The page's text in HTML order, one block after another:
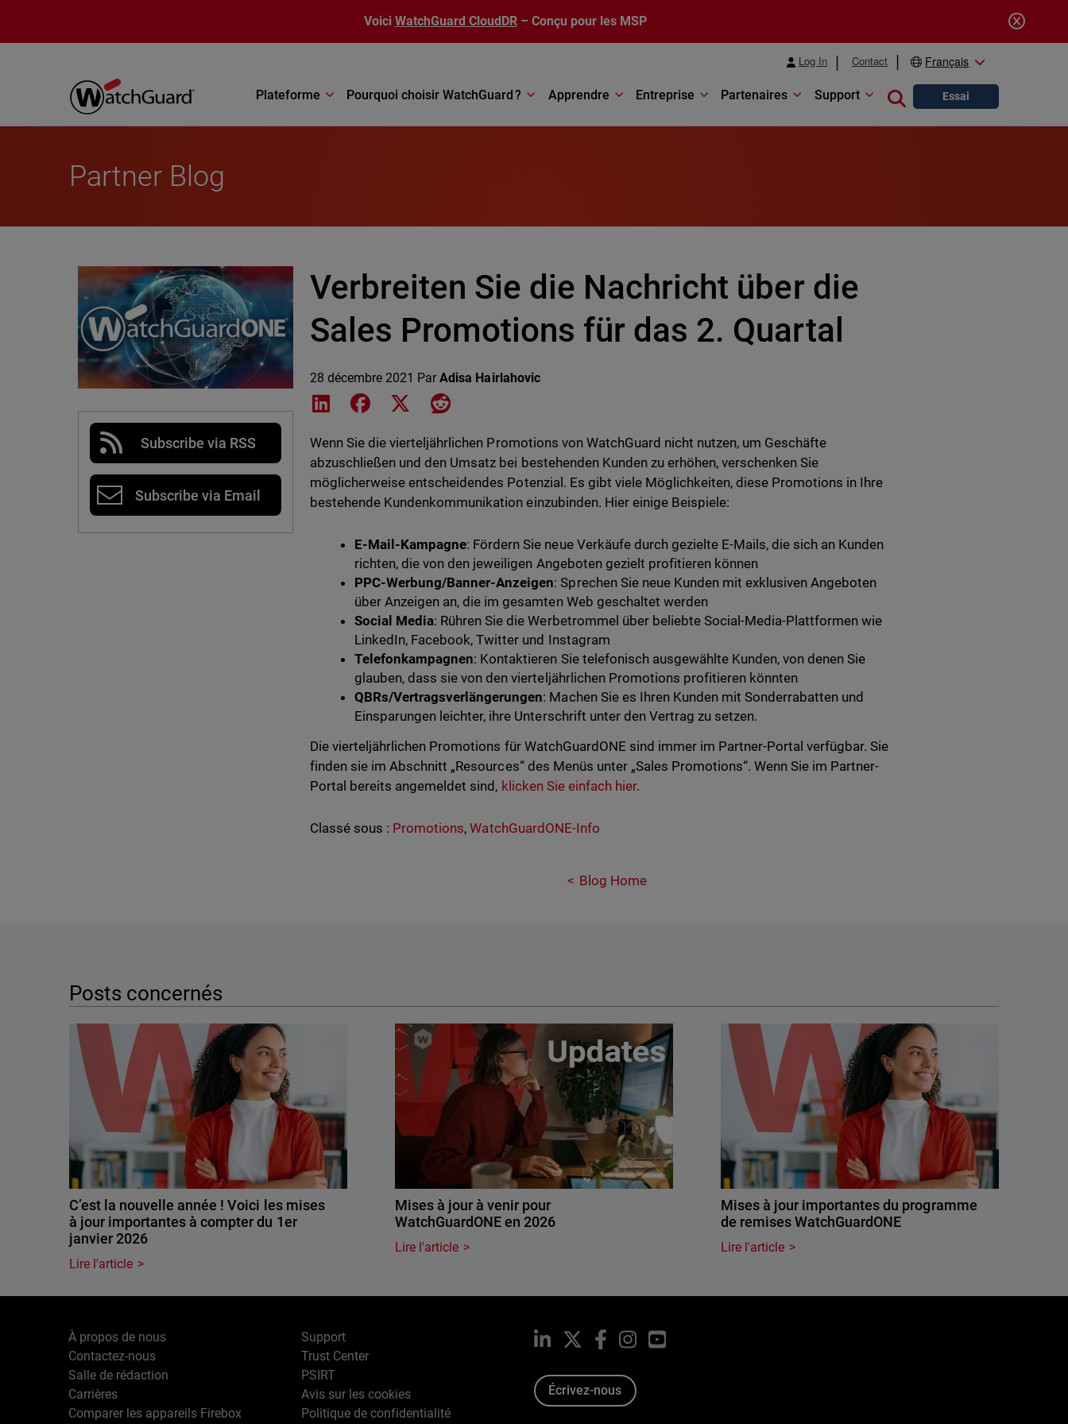
Voici WatchGuard CloudDR – Conçu pour les MSP
Log In Contact Français
Plateforme Pourquoi choisir WatchGuard ? Apprendre Entreprise Partenaires Support Close search
Essai
Partner Blog
Subscribe via RSS
Subscribe via Email
Verbreiten Sie die Nachricht über die
Sales Promotions für das 2. Quartal
28 décembre 2021 ParAdisa Hairlahovic
Share on LinkedIn
Share on Facebook
Share on XShare on Reddit
Wenn Sie die vierteljährlichen Promotions von WatchGuard nicht nutzen, um Geschäfte
abzuschließen und den Umsatz bei bestehenden Kunden zu erhöhen, verschenken Sie
möglicherweise entscheidendes Potenzial. Es gibt viele Möglichkeiten, diese Promotions in Ihre
bestehende Kundenkommunikation einzubinden. Hier einige Beispiele:
E-Mail-Kampagne: Fördern Sie neue Verkäufe durch gezielte E-Mails, die sich an Kunden
richten, die von den jeweiligen Angeboten gezielt profitieren können
PPC-Werbung/Banner-Anzeigen: Sprechen Sie neue Kunden mit exklusiven Angeboten
über Anzeigen an, die im gesamten Web geschaltet werden
Social Media: Rühren Sie die Werbetrommel über beliebte Social-Media-Plattformen wie
LinkedIn, Facebook, Twitter und Instagram
Telefonkampagnen: Kontaktieren Sie telefonisch ausgewählte Kunden, von denen Sie
glauben, dass sie von den vierteljährlichen Promotions profitieren könnten
QBRs/Vertragsverlängerungen: Machen Sie es Ihren Kunden mit Sonderrabatten und
Einsparungen leichter, ihre Unterschrift unter den Vertrag zu setzen.
Die vierteljährlichen Promotions für WatchGuardONE sind immer im Partner-Portal verfügbar. Sie
finden sie im Abschnitt „Resources“ des Menüs unter „Sales Promotions“. Wenn Sie im Partner-
Portal bereits angemeldet sind, klicken Sie einfach hier.
Classé sous : Promotions,WatchGuardONE-Info
Blog Home
Posts concernés
C’est la nouvelle année ! Voici les mises
à jour importantes à compter du 1er
janvier 2026
Lire l'article
Mises à jour à venir pour
WatchGuardONE en 2026
Lire l'article
Mises à jour importantes du programme
de remises WatchGuardONE
Lire l'article
À propos de nous
Contactez-nous
Salle de rédaction
Carrières
Comparer les appareils Firebox
Support
Trust Center
PSIRT
Avis sur les cookies
Politique de confidentialité
LinkedIn Facebook
InstagramYouTube
Écrivez-nous